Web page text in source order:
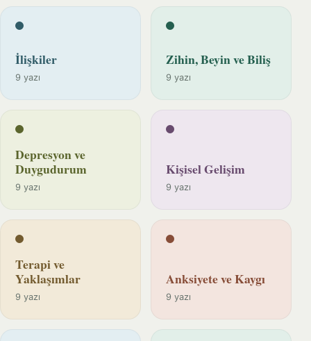
İlişkiler
9 yazı
Zihin, Beyin ve Biliş
9 yazı
Depresyon ve
Duygudurum
9 yazı
Kişisel Gelişim
9 yazı
Terapi ve
Yaklaşımlar
9 yazı
Anksiyete ve Kaygı
9 yazı